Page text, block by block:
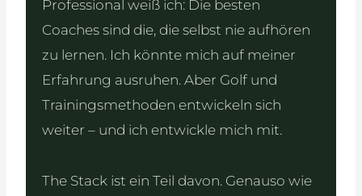
Professional weiß ich: Die besten
Coaches sind die, die selbst nie aufhören
zu lernen. Ich könnte mich auf meiner
Erfahrung ausruhen. Aber Golf und
Trainingsmethoden entwickeln sich
weiter – und ich entwickle mich mit.
The Stack ist ein Teil davon. Genauso wie